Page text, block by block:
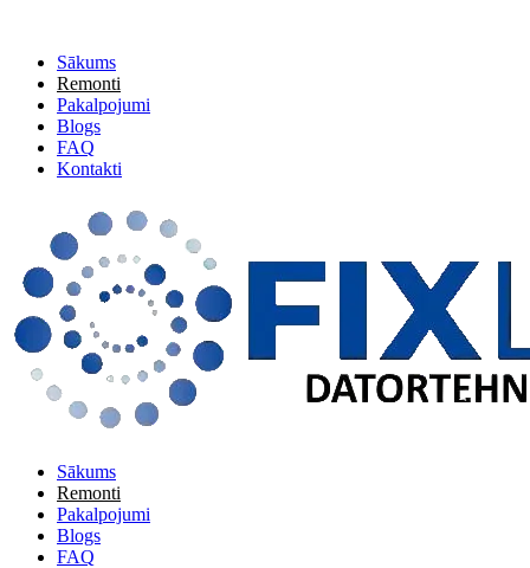
Sākums
Remonti
Pakalpojumi
Blogs
FAQ
Kontakti
Sākums
Remonti
Pakalpojumi
Blogs
FAQ